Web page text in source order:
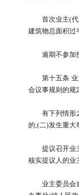
首次业主(代表
建筑物总面积过
逾期不参加投
第十五条 业主
会议事规则的规
有下列情形之
的;(二)发生重大
提议召开业主(
核实提议人的业
业主委员会逾